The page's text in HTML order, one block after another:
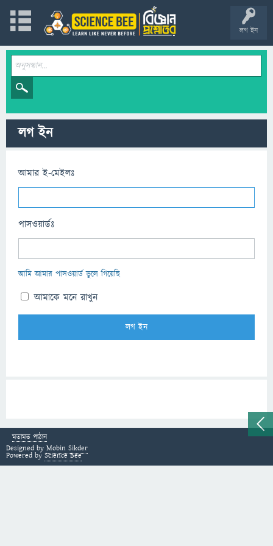
লগ ইন
লগ ইন
আমার ই-মেইলঃ
পাসওয়ার্ডঃ
আমি আমার পাসওয়ার্ড ভুলে গিয়েছি
আমাকে মনে রাখুন
মতামত পাঠান
Designed by Mobin Sikder
Powered by Science Bee